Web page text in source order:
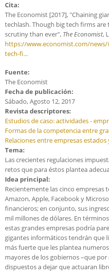
Cita:
The Economist [2017], "Chaining
techlash. Though big tech firms
scrutiny than ever", The Economist,
https://www.economist.com/
tech-fi...
Fuente:
The Economist
Fecha de publicación:
Sábado, Agosto 12, 2017
Revista descriptores:
Estudios de caso: actividades -
Formas de la competencia entre
Relaciones entre empresas estados
Tema:
Las crecientes regulaciones
retos que para éstos plantea
Idea principal:
Recientemente las cinco empresas
Amazon, Apple, Facebook y
financieros; en conjunto, sus
mil millones de dólares. En
estas grandes empresas podría
gigantes informáticos tendrán que
más fuerte que les plantea
mayores de los gobiernos –que
dispuestos a dejar que actuaran